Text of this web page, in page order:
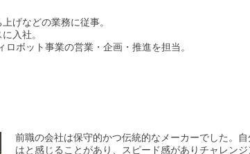
げなどの業務に従事。
入社。
ボット事業の営業・企画・推進を担当。
前職の会社は保守的かつ伝統的なメーカーでした。
はと感じることがあり、スピード感がありチャレン